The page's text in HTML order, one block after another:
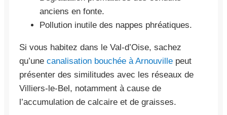
anciens en fonte.
Pollution inutile des nappes phréatiques.
Si vous habitez dans le Val-d’Oise, sachez
qu’une canalisation bouchée à Arnouville peut
présenter des similitudes avec les réseaux de
Villiers-le-Bel, notamment à cause de
l’accumulation de calcaire et de graisses.